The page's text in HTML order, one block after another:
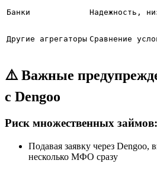
Банки Надежность,
Другие агрегаторы Сравнение
⚠️ Важные
с Dengoo
Риск множественных займов:
Подавая заявку через Dengoo,
несколько МФО сразу